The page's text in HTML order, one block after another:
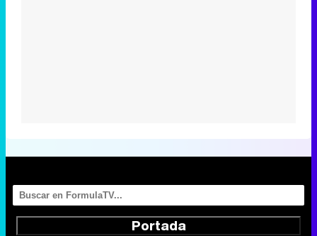
Portada